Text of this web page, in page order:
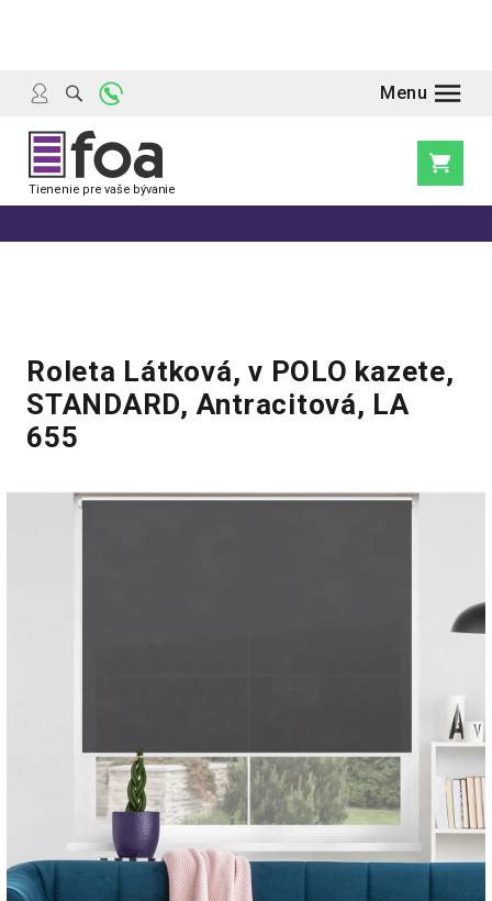
Roleta Látková, v POLO kazete,
STANDARD, Antracitová, LA
655